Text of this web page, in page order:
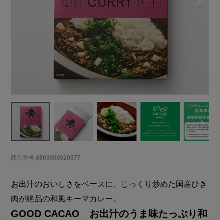
商品番号 8803000020077
お出汁のおいしさをベースに、じっくり炒めた国産ひき
肉が絶品の和風キーマカレー。
GOOD CACAO お出汁のうま味たっぷり和